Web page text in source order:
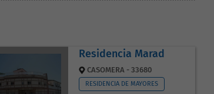
Residencia Marad
CASOMERA - 33680
RESIDENCIA DE MAYORES